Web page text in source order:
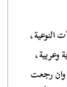
وان رجعت